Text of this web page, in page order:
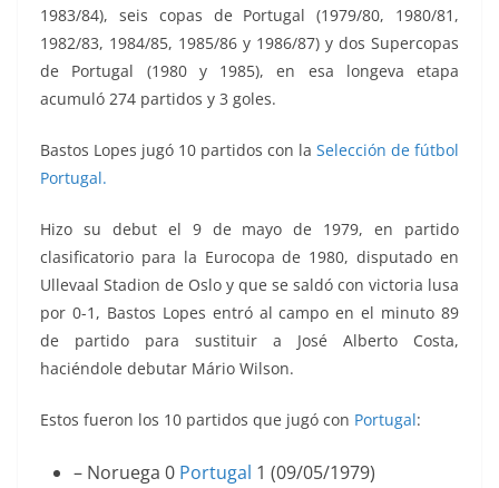
1983/84), seis copas de Portugal (1979/80, 1980/81,
1982/83, 1984/85, 1985/86 y 1986/87) y dos Supercopas
de Portugal (1980 y 1985), en esa longeva etapa
acumuló 274 partidos y 3 goles.
Bastos Lopes jugó 10 partidos con la Selección de fútbol
Portugal.
Hizo su debut el 9 de mayo de 1979, en partido
clasificatorio para la Eurocopa de 1980, disputado en
Ullevaal Stadion de Oslo y que se saldó con victoria lusa
por 0-1, Bastos Lopes entró al campo en el minuto 89
de partido para sustituir a José Alberto Costa,
haciéndole debutar Mário Wilson.
Estos fueron los 10 partidos que jugó con Portugal:
– Noruega 0 Portugal 1 (09/05/1979)